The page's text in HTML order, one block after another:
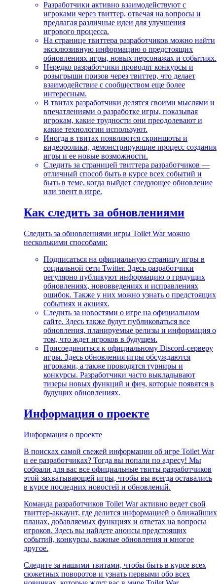
Разработчики активно взаимодействуют с
игроками через твиттер, отвечая на вопросы и
предлагая различные идеи для улучшения
игрового процесса.
На странице твиттера разработчиков можно найти
эксклюзивную информацию о предстоящих
обновлениях игры, новых персонажах и событиях.
Нередко разработчики проводят конкурсы и
розыгрыши призов через твиттер, что делает
взаимодействие с сообществом еще более
интересным.
В твитах разработчики делятся своими мыслями и
впечатлениями о разработке игры, показывая
игрокам, какие трудности они преодолевают и
какие технологии используют.
Иногда в твитах появляются скриншоты и
видеоролики, демонстрирующие процесс создания
игры и ее новые возможности.
Следить за страницей твиттера разработчиков —
отличный способ быть в курсе всех событий и
быть в теме, когда выйдет следующее обновление
или эвент в игре.
Как следить за обновлениями
Следить за обновлениями игры Toilet War можно
несколькими способами:
Подписаться на официальную страницу игры в
социальной сети Twitter. Здесь разработчики
регулярно публикуют информацию о грядущих
обновлениях, нововведениях и исправлениях
ошибок. Также у них можно узнать о предстоящих
событиях и акциях.
Следить за новостями о игре на официальном
сайте. Здесь также будут публиковаться все
обновления, планируемые релизы и информация о
том, что ждет игроков в будущем.
Присоединиться к официальному Discord-серверу
игры. Здесь обновления игры обсуждаются
игроками, а также проводятся турниры и
конкурсы. Разработчики часто выкладывают
тизеры новых функций и фич, которые появятся в
будущих обновлениях.
Информация о проекте
Информация о проекте
В поисках самой свежей информации об игре Toilet War
и ее разработчиках? Тогда вы попали по адресу! Мы
собрали для вас все официальные твиты разработчиков
этой захватывающей игры, чтобы вы всегда оставались
в курсе последних новостей и обновлений.
Команда разработчиков Toilet War активно ведет свой
твиттер-аккаунт, где делится информацией о ближайших
планах, добавляемых функциях и ответах на вопросы
игроков. Здесь вы найдете анонсы предстоящих
событий, конкурсы, важные обновления и многое
другое.
Следите за нашими твитами, чтобы быть в курсе всех
сюжетных поворотов и узнать первыми обо всех